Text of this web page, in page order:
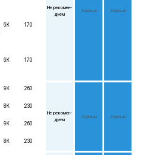
Не реко­мен­
дуем
Хо­рошо Хо­рошо
6K
170
6K 170
9K 260
Не реко­мен­
дуем
Хо­рошо Хо­рошо
8K 230
9K 260
8K 230